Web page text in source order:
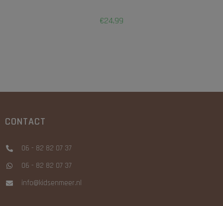
€24,99
CONTACT
06 - 82 82 07 37
06 - 82 82 07 37
info@kidsenmeer.nl